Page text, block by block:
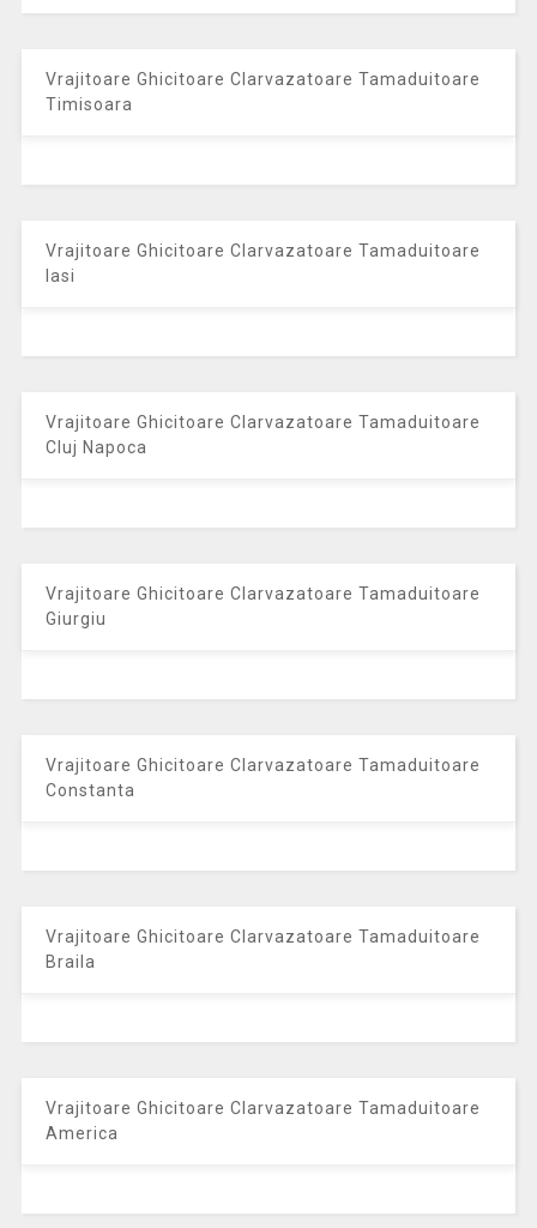
Vrajitoare Ghicitoare Clarvazatoare Tamaduitoare
Timisoara
Vrajitoare Ghicitoare Clarvazatoare Tamaduitoare
Iasi
Vrajitoare Ghicitoare Clarvazatoare Tamaduitoare
Cluj Napoca
Vrajitoare Ghicitoare Clarvazatoare Tamaduitoare
Giurgiu
Vrajitoare Ghicitoare Clarvazatoare Tamaduitoare
Constanta
Vrajitoare Ghicitoare Clarvazatoare Tamaduitoare
Braila
Vrajitoare Ghicitoare Clarvazatoare Tamaduitoare
America